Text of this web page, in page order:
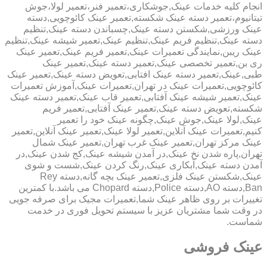
انجام کلیه خدمات عینک,جوشکاری،تعمیر فنر،تعمیر لولا،جوش
تیتانیوم،تعمیر دسته عینک شکسته,تعمیر عینک کائوچویی,دسته
عینک ورزشی,شکستن دسته عینک,چسباندن دسته عینک,تنظیم
دسته عینک,تنظیم فریم عینک,تنظیم عینک,تعمیر شیشه عینک,تنظیم
عینک ریبن,نمایندگی تعمیرات عینک,تعمیر فریم عینک,تعمیر عینک
ری بن,تعمیر تخصصی عینک,تعمیر دسته عینک,تعمیر عینک
طبی,عینک,تعمیر دسته عینک افتابی,تعویض دسته عینک,تعمیر عینک
کائوچویی,تعمیرات عینک در تهران,تعمیرات عینک,آموزش تعمیرات
عینک,تعمیر شیشه عینک آفتابی,تعمیر قاب عینک,تعمیر دسته عینک
شکسته,تعویض دسته عینک,تعمیر عینک آفتابی,تعمیر فریم
عینک,لولا عینک,جوش عینک,چگونه عینک خود را تعمیر
کنیم,تعمیرات عینک آنلاین,تعمیر لولا عینک,تعمیر عینک آنلاین,تعمیر
عینک مرکز تهران,تعمیر عینک غرب تهران,تعمیر عینک شمال
تهران,پاره شدن نخ عینک,در آمدن شیشه عینک,کج شدن عینک,در
آمدن دسته عینک,آبکاری عینک,رنگ کردن عینک,شست و شوی
عینک,شکستن عینک فلزی,تعمیر عینک بچه گانه,دسته Rey
Ban,دسته AO,دسته Police,دسته Chopard می باشد.با کمترین
تغییرات بر روی ظاهر عینک شما,تعمیرات مجیک برای صرفه جویی
در وقت شما مشتریان عزیز با سیستم تحویل فوری در خدمت
شماست.
عینک فروشی